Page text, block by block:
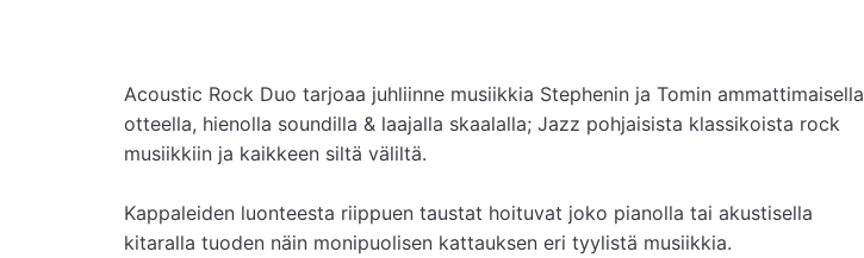
Acoustic Rock Duo tarjoaa juhliinne musiikkia Stephenin ja Tomin ammattimaisella
otteella, hienolla soundilla & laajalla skaalalla; Jazz pohjaisista klassikoista rock
musiikkiin ja kaikkeen siltä väliltä.
Kappaleiden luonteesta riippuen taustat hoituvat joko pianolla tai akustisella
kitaralla tuoden näin monipuolisen kattauksen eri tyylistä musiikkia.